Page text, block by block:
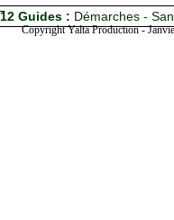
12 Guides : Démarches -
Copyright Yalta Production -